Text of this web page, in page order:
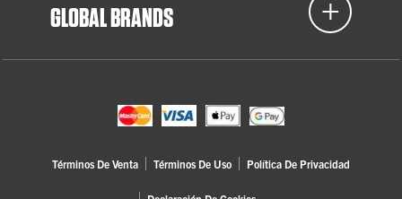
GLOBAL BRANDS
Términos De Venta Términos De Uso Política De Privacidad